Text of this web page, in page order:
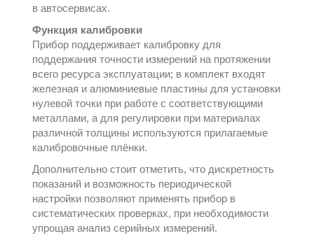
в автосервисах.
Функция калибровки
Прибор поддерживает калибровку для
поддержания точности измерений на протяжении
всего ресурса эксплуатации; в комплект входят
железная и алюминиевые пластины для установки
нулевой точки при работе с соответствующими
металлами, а для регулировки при материалах
различной толщины используются прилагаемые
калибровочные плёнки.
Дополнительно стоит отметить, что дискретность
показаний и возможность периодической
настройки позволяют применять прибор в
систематических проверках, при необходимости
упрощая анализ серийных измерений.